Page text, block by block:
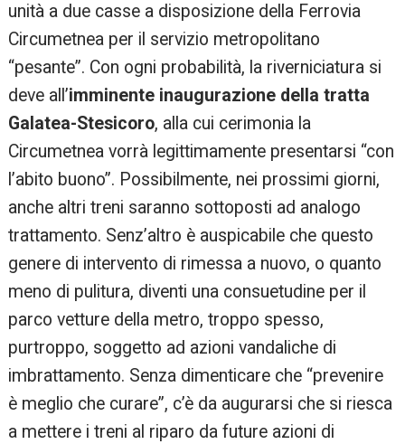
unità a due casse a disposizione della Ferrovia
Circumetnea per il servizio metropolitano
“pesante”. Con ogni probabilità, la riverniciatura si
deve all’imminente inaugurazione della tratta
Galatea-Stesicoro, alla cui cerimonia la
Circumetnea vorrà legittimamente presentarsi “con
l’abito buono”. Possibilmente, nei prossimi giorni,
anche altri treni saranno sottoposti ad analogo
trattamento. Senz’altro è auspicabile che questo
genere di intervento di rimessa a nuovo, o quanto
meno di pulitura, diventi una consuetudine per il
parco vetture della metro, troppo spesso,
purtroppo, soggetto ad azioni vandaliche di
imbrattamento. Senza dimenticare che “prevenire
è meglio che curare”, c’è da augurarsi che si riesca
a mettere i treni al riparo da future azioni di